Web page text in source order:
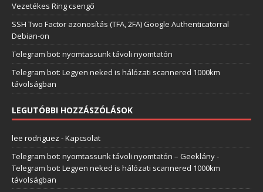
Vezetékes Ring csengő
SSH Two Factor azonosítás (TFA, 2FA) Google Authenticatorral
Debian-on
Telegram bot: nyomtassunk távoli nyomtatón
Telegram bot: Legyen neked is hálózati scannered 1000km
távolságban
LEGUTÓBBI HOZZÁSZÓLÁSOK
lee rodriguez -Kapcsolat
Telegram bot: nyomtassunk távoli nyomtatón – Geeklány-
Telegram bot: Legyen neked is hálózati scannered 1000km
távolságban